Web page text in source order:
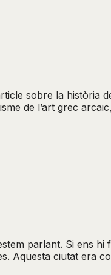
sobre la història
de l’art grec
parlant. Si ens
Aquesta ciutat era